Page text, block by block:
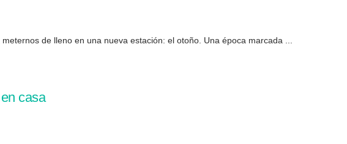
de lleno en una nueva estación: el otoño. Una época marcada ...
casa